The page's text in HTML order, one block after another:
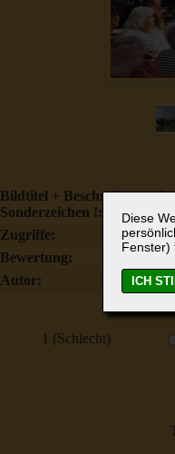
Diese
Fenster)
Bildtitel + Beschreibung
Sonderzeichen !:
Zugriffe:
Bewertung:
Autor:
1 (Schlecht)